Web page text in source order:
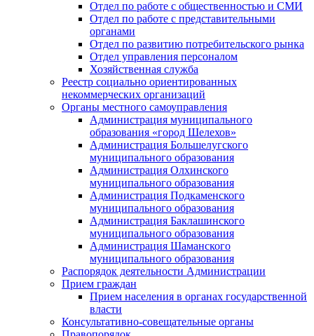
Отдел по работе с общественностью и СМИ
Отдел по работе с представительными
органами
Отдел по развитию потребительского рынка
Отдел управления персоналом
Хозяйственная служба
Реестр социально ориентированных
некоммерческих организаций
Органы местного самоуправления
Администрация муниципального
образования «город Шелехов»
Администрация Большелугского
муниципального образования
Администрация Олхинского
муниципального образования
Администрация Подкаменского
муниципального образования
Администрация Баклашинского
муниципального образования
Администрация Шаманского
муниципального образования
Распорядок деятельности Администрации
Прием граждан
Прием населения в органах государственной
власти
Консультативно-совещательные органы